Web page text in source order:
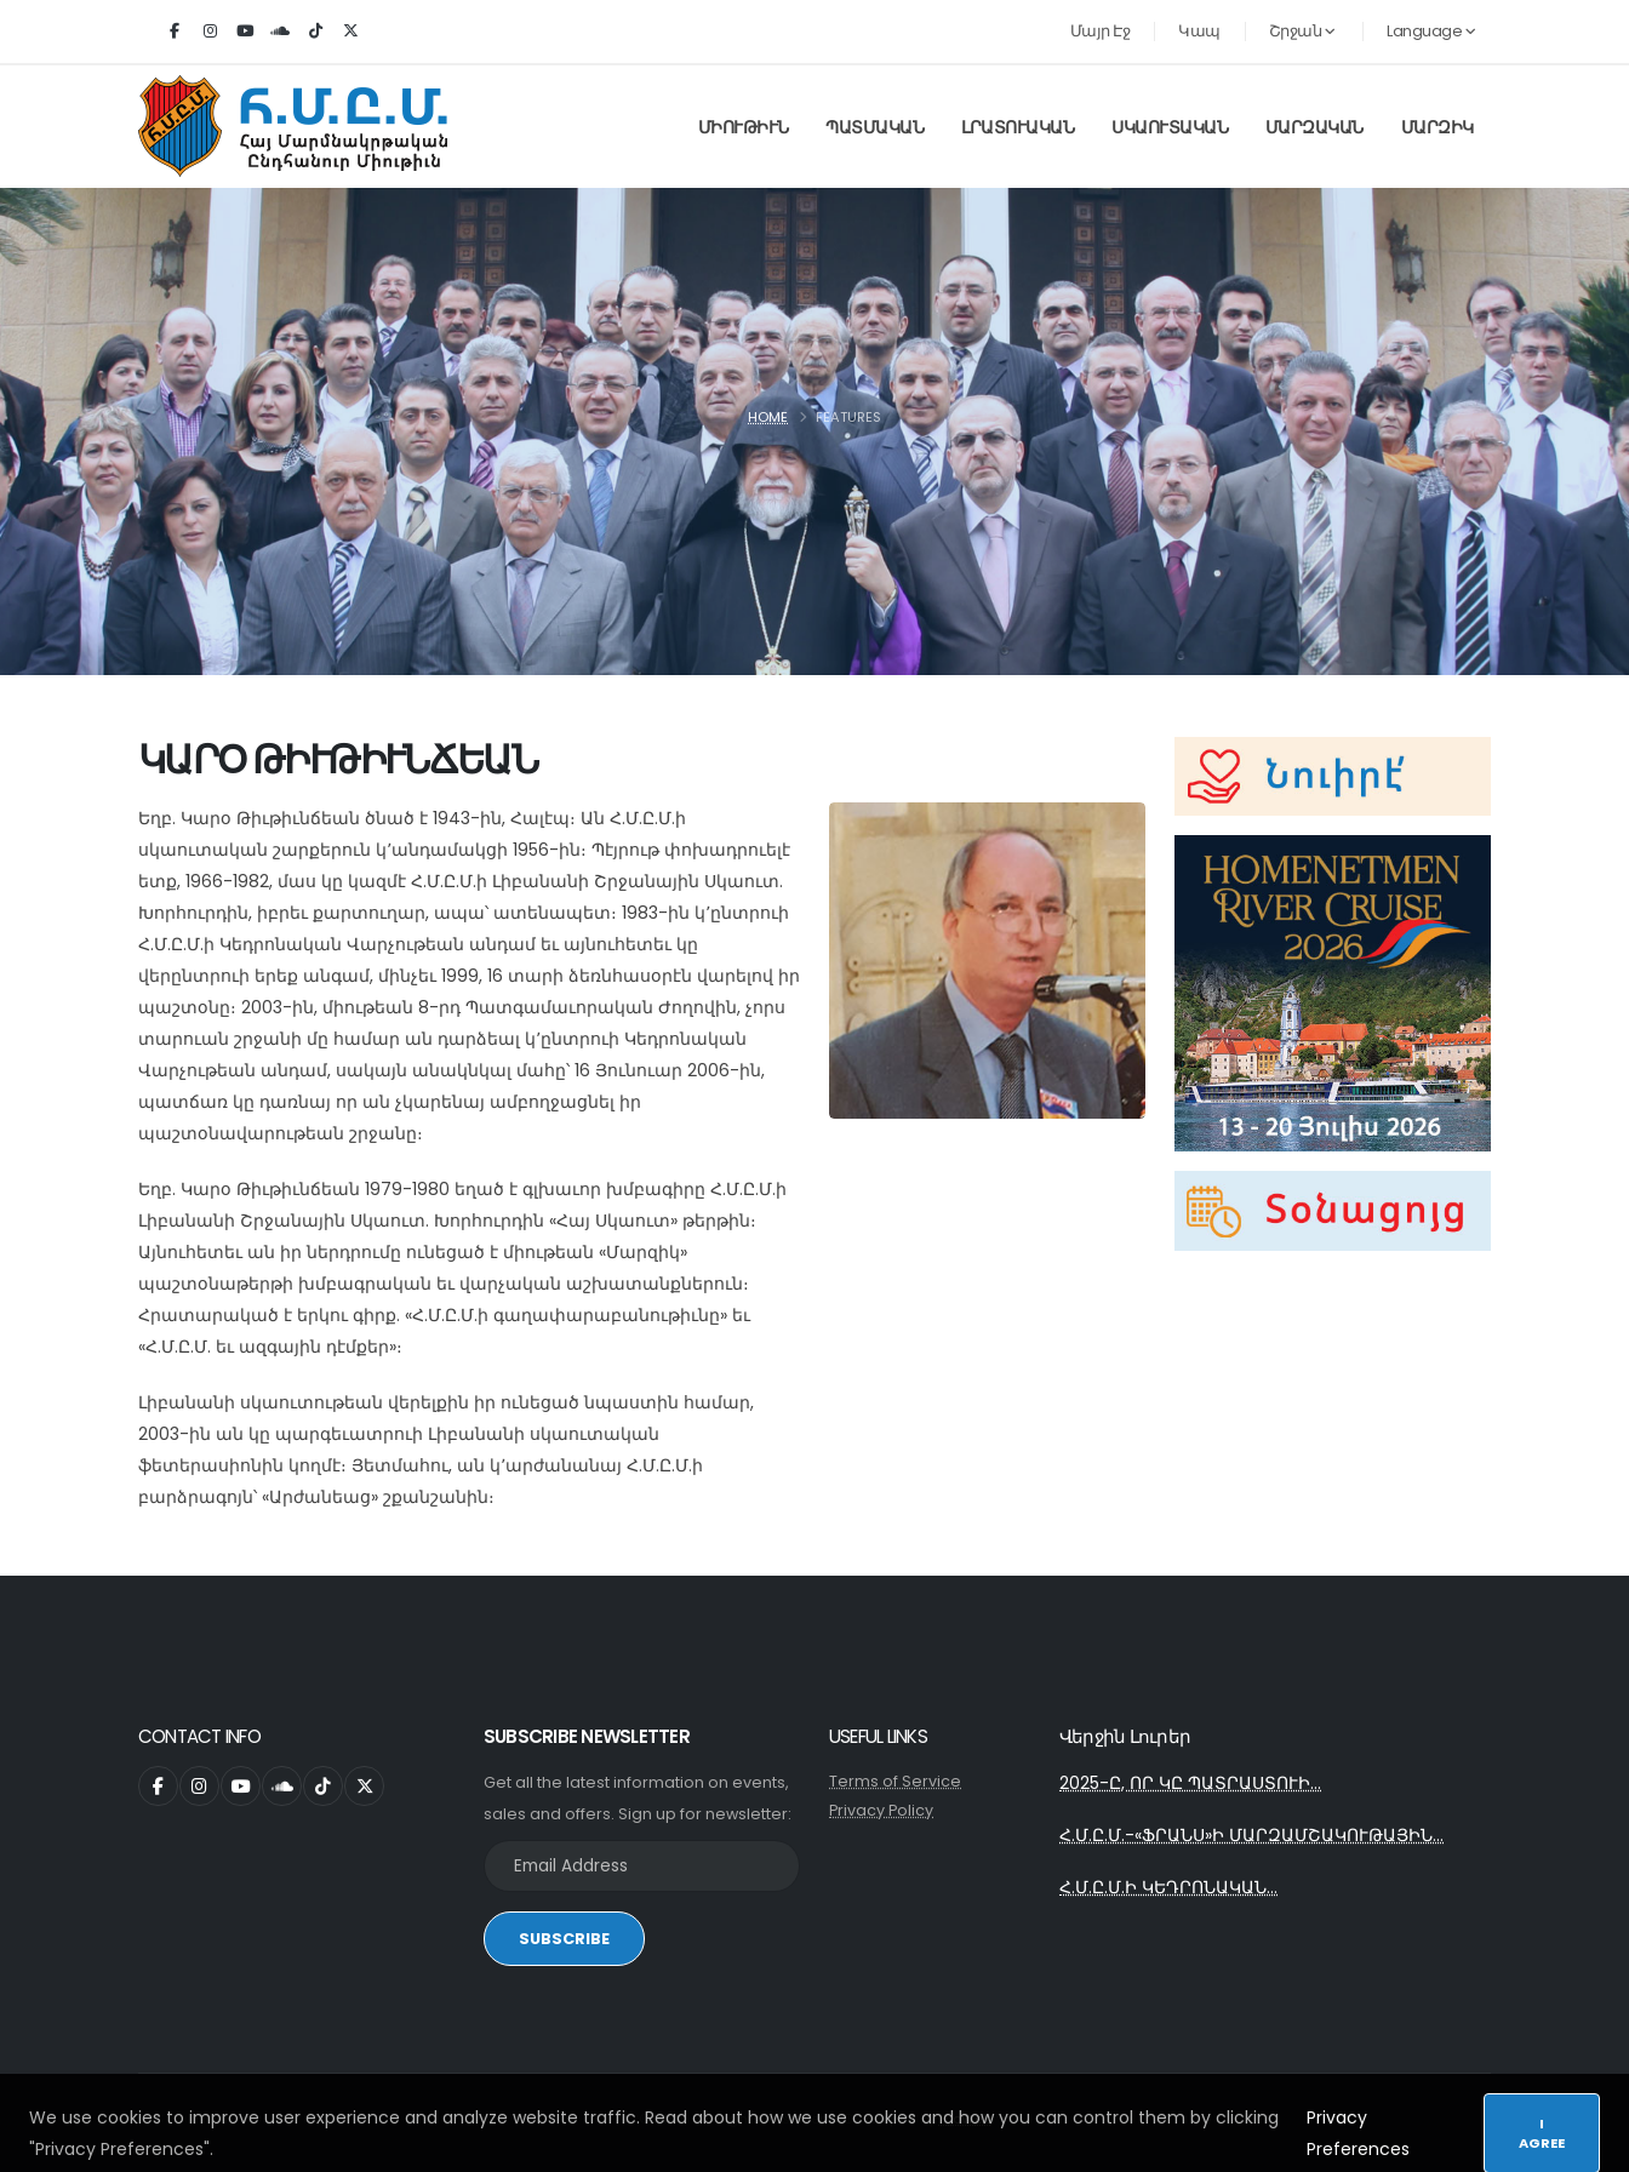
We use cookies to improve user experience and analyze website traffic. Read about how we use cookies and how you can control them by clicking
"Privacy Preferences".
Privacy
Preferences
I
AGREE
Մայր Էջ Կապ Շրջան Language
ՄԻՈՒԹԻՒՆ ՊԱՏՄԱԿԱՆ ԼՐԱՏՈՒԱԿԱՆ ՍԿԱՈՒՏԱԿԱՆ ՄԱՐԶԱԿԱՆ ՄԱՐԶԻԿ
HOME FEATURES
ԿԱՐՕ ԹԻՒԹԻՒՆՃԵԱՆ
Եղբ. Կարօ Թիւթիւնճեան ծնած է 1943-ին, Հալէպ։ Ան Հ.Մ.Ը.Մ.ի
սկաուտական շարքերուն կ՚անդամակցի 1956-ին։ Պէյրութ փոխադրուելէ
ետք, 1966-1982, մաս կը կազմէ Հ.Մ.Ը.Մ.ի Լիբանանի Շրջանային Սկաուտ.
Խորհուրդին, իբրեւ քարտուղար, ապա՝ ատենապետ։ 1983-ին կ՚ընտրուի
Հ.Մ.Ը.Մ.ի Կեդրոնական Վարչութեան անդամ եւ այնուհետեւ կը
վերընտրուի երեք անգամ, մինչեւ 1999, 16 տարի ձեռնհասօրէն վարելով իր
պաշտօնը։ 2003-ին, միութեան 8-րդ Պատգամաւորական Ժողովին, չորս
տարուան շրջանի մը համար ան դարձեալ կ՚ընտրուի Կեդրոնական
Վարչութեան անդամ, սակայն անակնկալ մահը՝ 16 Յունուար 2006-ին,
պատճառ կը դառնայ որ ան չկարենայ ամբողջացնել իր
պաշտօնավարութեան շրջանը։
Եղբ. Կարօ Թիւթիւնճեան 1979-1980 եղած է գլխաւոր խմբագիրը Հ.Մ.Ը.Մ.ի
Լիբանանի Շրջանային Սկաուտ. Խորհուրդին «Հայ Սկաուտ» թերթին։
Այնուհետեւ ան իր ներդրումը ունեցած է միութեան «Մարզիկ»
պաշտօնաթերթի խմբագրական եւ վարչական աշխատանքներուն։
Հրատարակած է երկու գիրք. «Հ.Մ.Ը.Մ.ի գաղափարաբանութիւնը» եւ
«Հ.Մ.Ը.Մ. եւ ազգային դէմքեր»։
Լիբանանի սկաուտութեան վերելքին իր ունեցած նպաստին համար,
2003-ին ան կը պարգեւատրուի Լիբանանի սկաուտական
ֆետերասիոնին կողմէ։ Յետմահու, ան կ՚արժանանայ Հ.Մ.Ը.Մ.ի
բարձրագոյն՝ «Արժանեաց» շքանշանին։
CONTACT INFO SUBSCRIBE NEWSLETTER
Get all the latest information on events,
sales and offers. Sign up for newsletter:
SUBSCRIBE
USEFUL LINKS
Terms of Service
Privacy Policy
Վերջին Լուրեր
2025-Ը, ՈՐ ԿԸ ՊԱՏՐԱՍՏՈՒԻ...
Հ.Մ.Ը.Մ.-«ՖՐԱՆՍ»Ի ՄԱՐԶԱՄՇԱԿՈՒԹԱՅԻՆ...
Հ.Մ.Ը.Մ.Ի ԿԵԴՐՈՆԱԿԱՆ...
© 2026. All Rights Reserved - Developed byiDoWeb